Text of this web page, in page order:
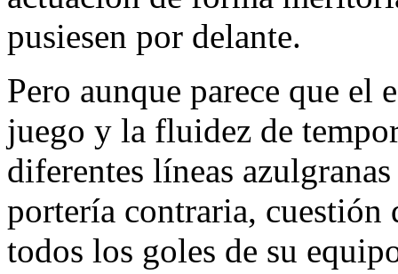
pusiesen por delante.
Pero aunque parece que
juego y la fluidez de
diferentes líneas
portería contraria, cuestión
todos los goles de su